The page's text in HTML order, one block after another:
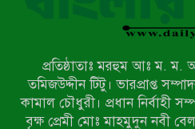
উখিয়ায়
ইয়াবাসহ
পোরশায় ৭
শীর্ষে
প্রতিষ্ঠাতাঃ মরহুম আঃ ম. ম.
তমিজউদ্দীন টিটু। ভারপ্রাপ্ত
কামাল চৌধুরী। প্রধান নির্বাহী
বৃক্ষ প্রেমী মোঃ মাহমুদুন নবী